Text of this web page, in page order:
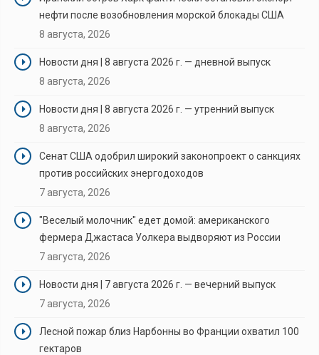
нефти после возобновления морской блокады США
8 августа, 2026
Новости дня | 8 августа 2026 г. — дневной выпуск
8 августа, 2026
Новости дня | 8 августа 2026 г. — утренний выпуск
8 августа, 2026
Сенат США одобрил широкий законопроект о санкциях
против российских энергодоходов
7 августа, 2026
"Веселый молочник" едет домой: американского
фермера Джастаса Уолкера выдворяют из России
7 августа, 2026
Новости дня | 7 августа 2026 г. — вечерний выпуск
7 августа, 2026
Лесной пожар близ Нарбонны во Франции охватил 100
гектаров